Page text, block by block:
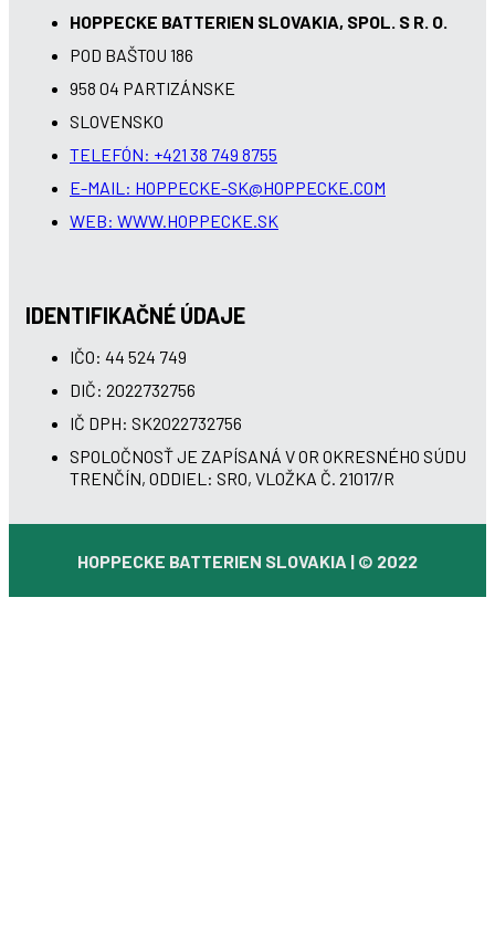
HOPPECKE BATTERIEN SLOVAKIA, SPOL. S R. O.
POD BAŠTOU 186
958 04 PARTIZÁNSKE
SLOVENSKO
TELEFÓN: +421 38 749 8755
E-MAIL: HOPPECKE-SK@HOPPECKE.COM
WEB: WWW.HOPPECKE.SK
IDENTIFIKAČNÉ ÚDAJE
IČO: 44 524 749
DIČ: 2022732756
IČ DPH: SK2022732756
SPOLOČNOSŤ JE ZAPÍSANÁ V OR OKRESNÉHO SÚDU
TRENČÍN, ODDIEL: SRO, VLOŽKA Č. 21017/R
HOPPECKE BATTERIEN SLOVAKIA | © 2022